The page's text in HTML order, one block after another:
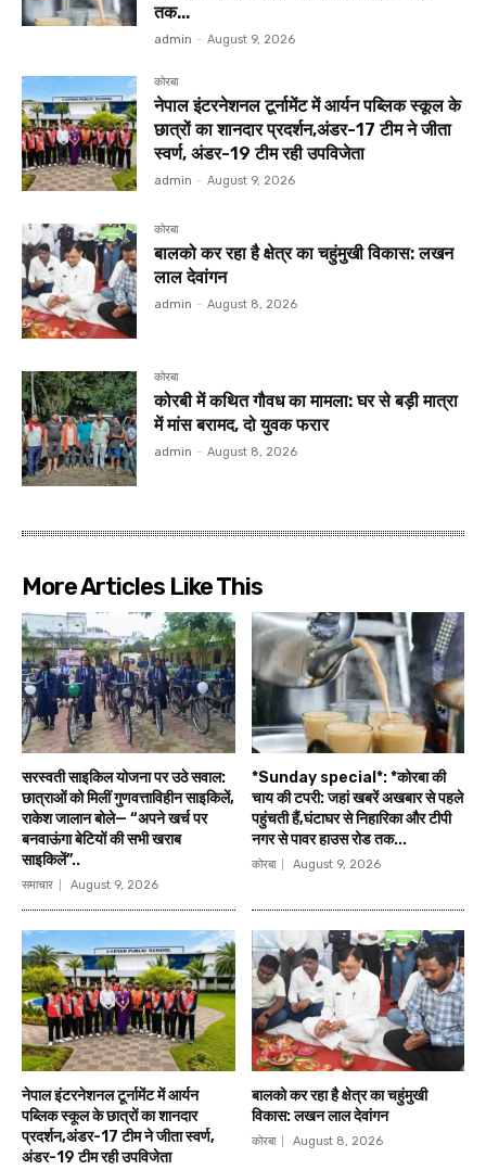
तक...
admin - August 9, 2026
कोरबा
नेपाल इंटरनेशनल टूर्नामेंट में आर्यन पब्लिक स्कूल के
छात्रों का शानदार प्रदर्शन,अंडर-17 टीम ने जीता
स्वर्ण, अंडर-19 टीम रही उपविजेता
admin - August 9, 2026
कोरबा
बालको कर रहा है क्षेत्र का चहुंमुखी विकास: लखन
लाल देवांगन
admin - August 8, 2026
कोरबा
कोरबी में कथित गौवध का मामला: घर से बड़ी मात्रा
में मांस बरामद, दो युवक फरार
admin - August 8, 2026
More Articles Like This
सरस्वती साइकिल योजना पर उठे सवाल:
छात्राओं को मिलीं गुणवत्ताविहीन साइकिलें,
राकेश जालान बोले— “अपने खर्च पर
बनवाऊंगा बेटियों की सभी खराब
साइकिलें”..
समाचार August 9, 2026
*Sunday special*: *कोरबा की
चाय की टपरी: जहां खबरें अखबार से पहले
पहुंचती हैं,घंटाघर से निहारिका और टीपी
नगर से पावर हाउस रोड तक...
कोरबा August 9, 2026
नेपाल इंटरनेशनल टूर्नामेंट में आर्यन
पब्लिक स्कूल के छात्रों का शानदार
प्रदर्शन,अंडर-17 टीम ने जीता स्वर्ण,
अंडर-19 टीम रही उपविजेता
बालको कर रहा है क्षेत्र का चहुंमुखी
विकास: लखन लाल देवांगन
कोरबा August 8, 2026